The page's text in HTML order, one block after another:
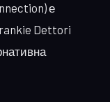
е
Dettori